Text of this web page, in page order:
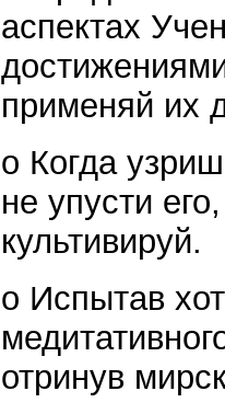
аспектах
применяй их
o Когда
не упусти
культивируй.
o Испытав
отринув